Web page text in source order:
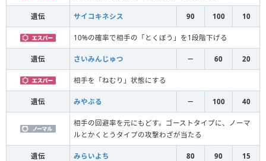
遺伝 サイコキネシス 90 100 10
10%の確率で相手の「とくぼう」を1段階下げる
遺伝 さいみんじゅつ － 60 20
相手を「ねむり」状態にする
遺伝 みやぶる － 100 40
相手の回避率を元にもどす。ゴーストタイプに、ノーマ
ルとかくとうタイプの攻撃わざが当たる
遺伝 みらいよち 80 90 15